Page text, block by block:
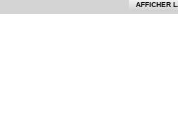
AFFICHER